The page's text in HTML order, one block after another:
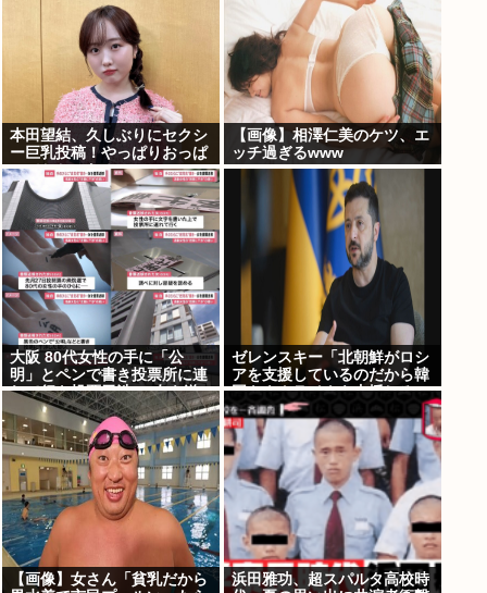
本田望結、久しぶりにセクシ
ー巨乳投稿！やっぱりおっぱ
いでかかった！
【画像】相澤仁美のケツ、エ
ッチ過ぎるwww
大阪 80代女性の手に「公
明」とペンで書き投票所に連
れて行き投票干渉 60女を送
検【いさ酒場】
ゼレンスキー「北朝鮮がロシ
アを支援しているのだから韓
国もウクライナを支援しろ」
【画像】女さん「貧乳だから
浜田雅功、超スパルタ高校時